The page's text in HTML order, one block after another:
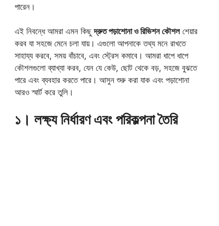
পারেন।
এই নিবন্ধে আমরা এমন কিছুদ্রুত পড়াশোনা ও রিভিশন কৌশলশেয়ার
করব যা সহজে মেনে চলা যায়। এগুলো আপনাকে তথ্য মনে রাখতে
সাহায্য করবে, সময় বাঁচাবে, এবং স্ট্রেস কমাবে। আমরা ধাপে ধাপে
কৌশলগুলো ব্যাখ্যা করব, যেন যে কেউ, ছোট থেকে বড়, সহজে বুঝতে
পারে এবং ব্যবহার করতে পারে। আসুন শুরু করা যাক এবং পড়াশোনা
আরও স্মার্ট করে তুলি।
১। লক্ষ্য নির্ধারণ এবং পরিকল্পনা তৈরি